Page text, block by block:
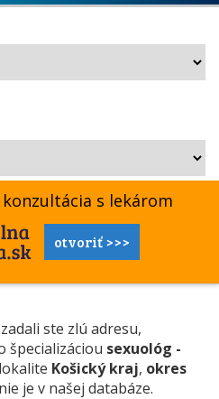
s lekárom
otvoriť >>>
ste zlú adresu,
špecializáciou sexuológ -
Košický kraj, okres
je v našej databáze.